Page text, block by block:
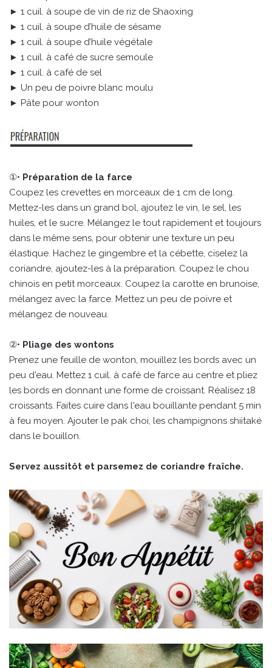
► 1 cuil. à soupe de vin de riz de Shaoxing
► 1 cuil. à soupe d’huile de sésame
► 1 cuil. à soupe d’huile végétale
► 1 cuil. à café de sucre semoule
► 1 cuil. à café de sel
► Un peu de poivre blanc moulu
► Pâte pour wonton
①• Préparation de la farce
Coupez les crevettes en morceaux de 1 cm de long.
Mettez-les dans un grand bol, ajoutez le vin, le sel, les
huiles, et le sucre. Mélangez le tout rapidement et toujours
dans le même sens, pour obtenir une texture un peu
élastique. Hachez le gingembre et la cébette, ciselez la
coriandre, ajoutez-les à la préparation. Coupez le chou
chinois en petit morceaux. Coupez la carotte en brunoise,
mélangez avec la farce. Mettez un peu de poivre et
mélangez de nouveau.
②• Pliage des wontons
Prenez une feuille de wonton, mouillez les bords avec un
peu d'eau. Mettez 1 cuil. à café de farce au centre et pliez
les bords en donnant une forme de croissant. Réalisez 18
croissants. Faites cuire dans l'eau bouillante pendant 5 min
à feu moyen. Ajouter le pak choi, les champignons shiitaké
dans le bouillon.
Servez aussitôt et parsemez de coriandre fraîche.